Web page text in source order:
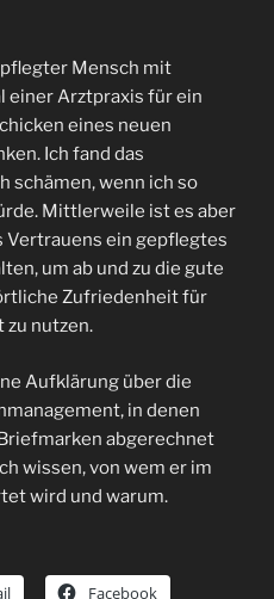
Mensch mit
einer Arztpraxis für ein
eines neuen
Ich fand das
schämen, wenn ich so
Mittlerweile ist es aber
Vertrauens ein gepflegtes
um ab und zu die gute
Zufriedenheit für
nutzen.
Aufklärung über die
in denen
abgerechnet
wissen, von wem er im
wird und warum.
Facebook